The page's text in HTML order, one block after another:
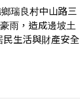
瑞良村中山路三
雨，造成邊坡土
生活與財產安全